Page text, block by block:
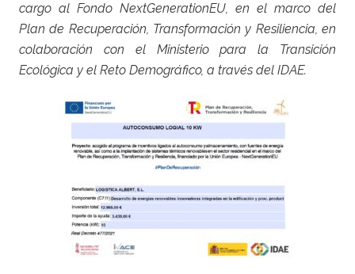
cargo al Fondo NextGenerationEU, en el marco del
Plan de Recuperación, Transformación y Resiliencia, en
colaboración con el Ministerio para la Transición
Ecológica y el Reto Demográfico, a través del IDAE.